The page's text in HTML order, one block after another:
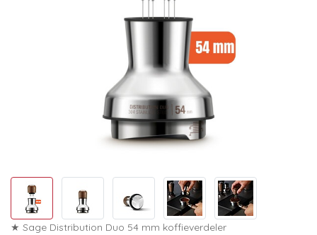
★ Sage Distribution Duo 54 mm koffieverdeler